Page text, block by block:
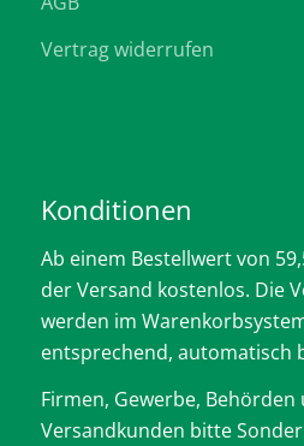
Vertrag widerrufen
Konditionen
Ab einem Bestellwert von
der Versand kostenlos. Die
werden im
entsprechend, automatisch
Firmen, Gewerbe, Behörden
Versandkunden bitte